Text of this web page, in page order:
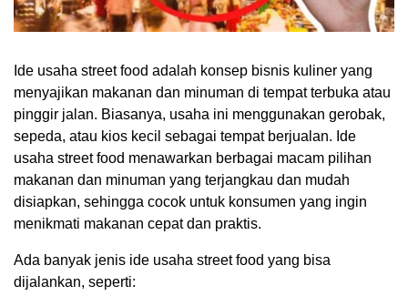
Ide usaha street food adalah konsep bisnis kuliner yang
menyajikan makanan dan minuman di tempat terbuka atau
pinggir jalan. Biasanya, usaha ini menggunakan gerobak,
sepeda, atau kios kecil sebagai tempat berjualan. Ide
usaha street food menawarkan berbagai macam pilihan
makanan dan minuman yang terjangkau dan mudah
disiapkan, sehingga cocok untuk konsumen yang ingin
menikmati makanan cepat dan praktis.
Ada banyak jenis ide usaha street food yang bisa
dijalankan, seperti: